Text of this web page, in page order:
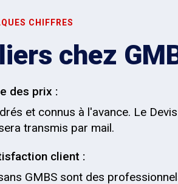
CHIFFRES
chez
des prix :
et connus à l'avance. Le
transmis par mail.
client :
GMBS sont des